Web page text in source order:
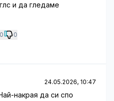
и да гледаме
0 0
24.05.2026, 10:47
накрая да си спо